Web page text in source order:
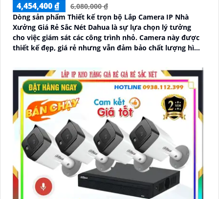
4,454,400 ₫
6,080,000 ₫
Dòng sản phẩm Thiết kế trọn bộ Lắp Camera IP Nhà
Xưởng Giá Rẻ Sắc Nét Dahua là sự lựa chọn lý tưởng
cho việc giám sát các công trình nhỏ. Camera này được
thiết kế đẹp, giá rẻ nhưng vẫn đảm bảo chất lượng hình